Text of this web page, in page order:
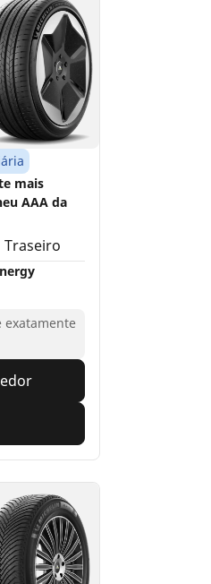
mais
AAA da
Traseiro
exatamente